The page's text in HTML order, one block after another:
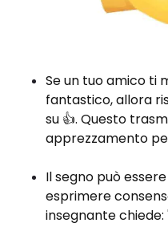
Se un tuo amico ti
fantastico, allora
su 👍. Questo
apprezzamento
Il segno può
esprimere
insegnante chiede: